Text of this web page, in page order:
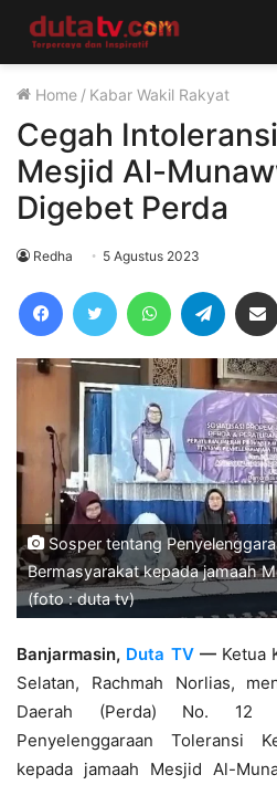
Home / Kabar Wakil Rakyat
Cegah
Mesjid Al-
Digebet Perda
Redha 5 Agustus 2023
FacebookTwitter WhatsApp
Sosper tentang
Bermasyarakat kepada jamaah
(foto : duta tv)
Banjarmasin, Duta TV—Ketua
Selatan, Rachmah Norlias,
Daerah (Perda) No. 12
Penyelenggaraan Toleransi
kepada jamaah Mesjid Al-